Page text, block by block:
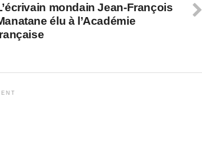
mondain Jean-François
élu à l’Académie